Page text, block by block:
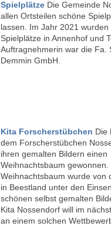
Spielplätze Die Gemeinde
allen Ortsteilen schöne
lassen. Im Jahr 2021
Spielplätze in Annenhof und
Auftragnehmerin war die Fa.
Demmin GmbH.
Kita Forscherstübchen Die
dem Forscherstübchen
ihren gemalten Bildern einen
Weihnachtsbaum gewonnen.
Weihnachtsbaum wurde von
in Beestland unter den
schönen selbst gemalten
Kita Nossendorf will im
an einem solchen